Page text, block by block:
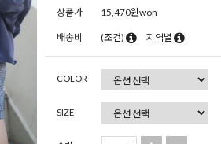
상품가 15,470원won
배송비 (조건) 지역별
COLOR
SIZE